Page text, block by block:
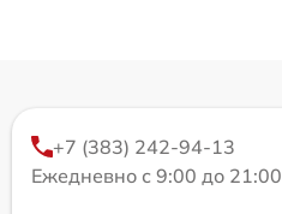
+7 (383) 242-94-13
Ежедневно с 9:00 до 21:00